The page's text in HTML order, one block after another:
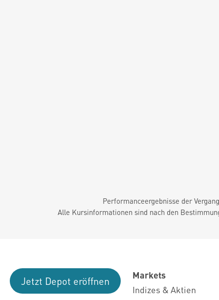
Performanceergebnisse der
Alle Kursinformationen sind nach den
Jetzt Depot eröffnen
Markets
Indizes & Aktien